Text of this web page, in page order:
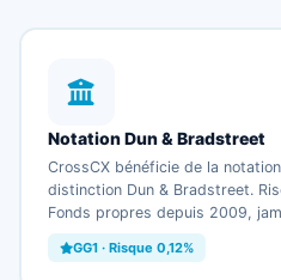
Notation Dun & Bradstreet
CrossCX bénéficie de la notation
distinction Dun & Bradstreet.
Fonds propres depuis 2009,
GG1 · Risque 0,12%